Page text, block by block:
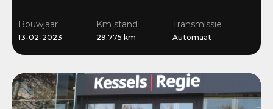
| Navi
Bouwjaar
13-02-2023
Km stand
29.775 km
Transmissie
Automaat